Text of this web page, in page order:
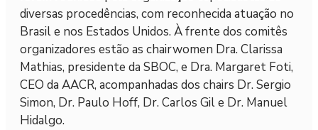
diversas procedências, com reconhecida atuação no
Brasil e nos Estados Unidos. À frente dos comitês
organizadores estão as chairwomen Dra. Clarissa
Mathias, presidente da SBOC, e Dra. Margaret Foti,
CEO da AACR, acompanhadas dos chairs Dr. Sergio
Simon, Dr. Paulo Hoff, Dr. Carlos Gil e Dr. Manuel
Hidalgo.